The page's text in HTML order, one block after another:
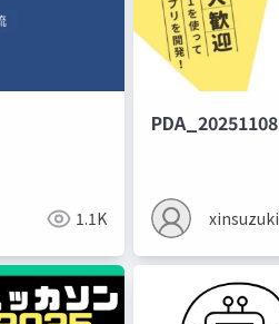
1.1K
PDA_20251108
xinsuzuki